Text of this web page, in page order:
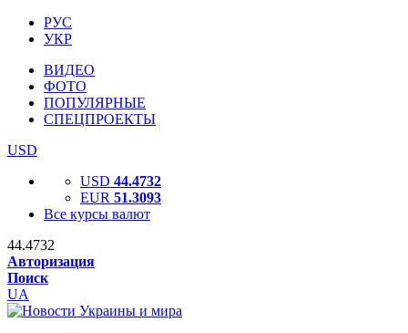
РУС
УКР
ВИДЕО
ФОТО
ПОПУЛЯРНЫЕ
СПЕЦПРОЕКТЫ
USD
USD 44.4732
EUR 51.3093
Все курсы валют
44.4732
Авторизация
Поиск
UA